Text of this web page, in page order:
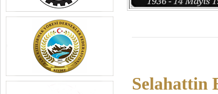
Selahattin